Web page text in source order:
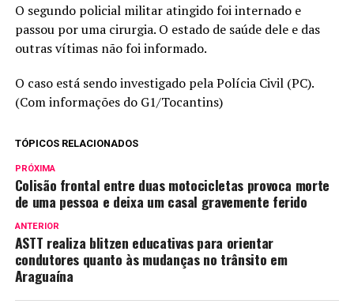
O segundo policial militar atingido foi internado e
passou por uma cirurgia. O estado de saúde dele e das
outras vítimas não foi informado.
O caso está sendo investigado pela Polícia Civil (PC).
(Com informações do G1/Tocantins)
TÓPICOS RELACIONADOS
PRÓXIMA
Colisão frontal entre duas motocicletas provoca morte
de uma pessoa e deixa um casal gravemente ferido
ANTERIOR
ASTT realiza blitzen educativas para orientar
condutores quanto às mudanças no trânsito em
Araguaína